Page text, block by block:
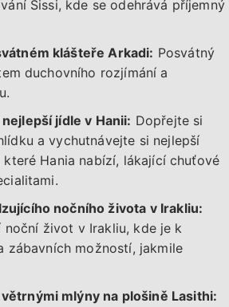
Sissi, kde se odehrává příjemný
klášteře Arkadi: Posvátný
duchovního rozjímání a
jídle v Hanii: Dopřejte si
a vychutnávejte si nejlepší
Hania nabízí, lákající chuťové
nočního života v Irakliu:
noční život v Irakliu, kde je k
zábavních možností, jakmile
mlýny na plošině Lasithi: